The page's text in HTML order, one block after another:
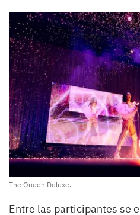
The Queen Deluxe.
Entre las participantes se